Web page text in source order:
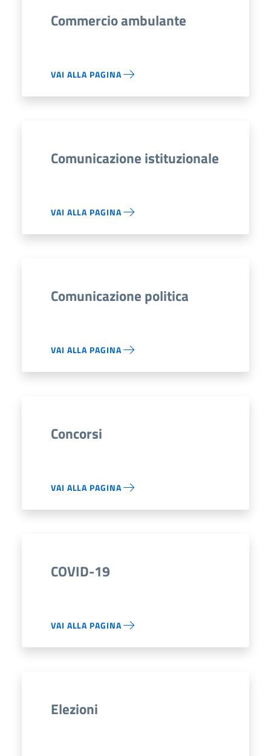
Commercio ambulante
VAI ALLA PAGINA
Comunicazione istituzionale
VAI ALLA PAGINA
Comunicazione politica
VAI ALLA PAGINA
Concorsi
VAI ALLA PAGINA
COVID-19
VAI ALLA PAGINA
Elezioni